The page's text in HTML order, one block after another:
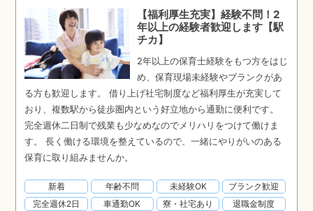
【福利厚生充実】経験不問！2
年以上の経験者歓迎します【駅
チカ】
2年以上の保育士経験をもつ方をはじ
め、保育現場未経験やブランクがあ
る方も歓迎します。 借り上げ社宅制度など福利厚生が充実して
おり、複数駅から徒歩圏内という好立地から通勤に便利です。
完全週休二日制で残業も少なめなのでメリハリをつけて働けま
す。 長く働ける環境を整えているので、一緒にやりがいのある
保育に取り組みませんか。
新着 年齢不問 未経験OK
ブランク歓迎
完全週休2日
車通勤OK 寮・社宅あり 退職金制度